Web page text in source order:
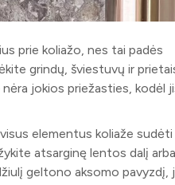
prie koliažo, nes tai padės
grindų, šviestuvų ir
jokios priežasties, kodėl
elementus koliaže sudėti
atsarginę lentos dalį
geltono aksomo pavyzdį,